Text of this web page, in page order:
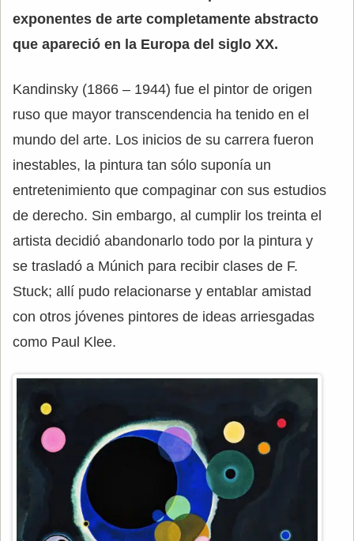
exponentes de arte completamente abstracto
que apareció en la Europa del siglo XX.
Kandinsky (1866 – 1944) fue el pintor de origen
ruso que mayor transcendencia ha tenido en el
mundo del arte. Los inicios de su carrera fueron
inestables, la pintura tan sólo suponía un
entretenimiento que compaginar con sus estudios
de derecho. Sin embargo, al cumplir los treinta el
artista decidió abandonarlo todo por la pintura y
se trasladó a Múnich para recibir clases de F.
Stuck; allí pudo relacionarse y entablar amistad
con otros jóvenes pintores de ideas arriesgadas
como Paul Klee.